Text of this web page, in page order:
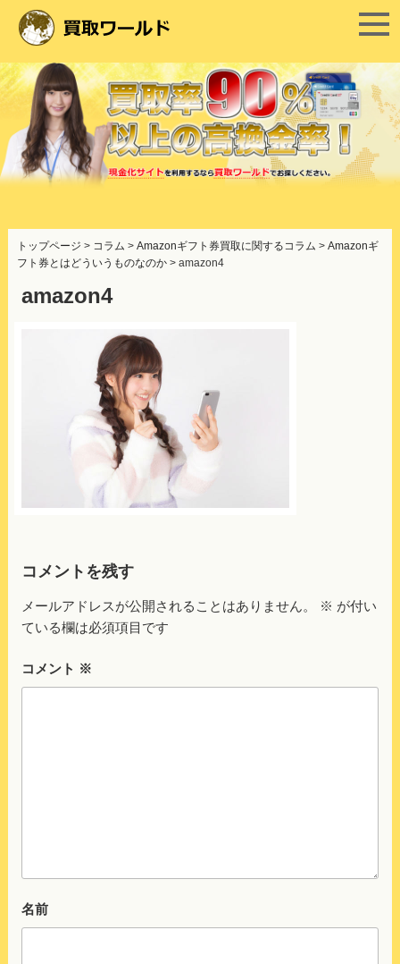
ン
トップページ > コラム > Amazonギフト券買取に関するコラム > Amazonギ
フト券とはどういうものなのか> amazon4
amazon4
コメントを残す
メールアドレスが公開されることはありません。 ※ が付い
ている欄は必須項目です
コメント ※
名前